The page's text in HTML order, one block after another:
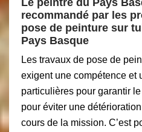
Le peintre du Pays
recommandé par les
pose de peinture sur
Pays Basque
Les travaux de pose de
exigent une compétence et
particulières pour garantir
pour éviter une
cours de la mission. C’est